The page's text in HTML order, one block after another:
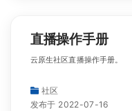
直播操作手册
云原生社区直播操作手册。
社区
发布于 2022-07-16